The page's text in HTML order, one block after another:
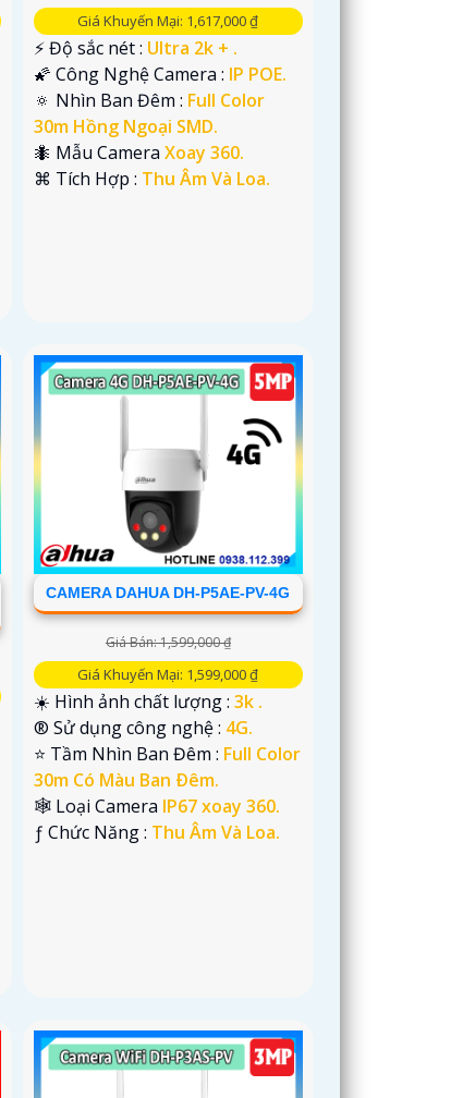
Giá Khuyến Mại: 1,617,000 ₫
️⚡ Độ sắc nét : Ultra 2k + .
🌠 Công Nghệ Camera : IP POE.
🔅 Nhìn Ban Đêm : Full Color
30m Hồng Ngoại SMD.
🐜 Mẫu CameraXoay 360.
️⌘ Tích Hợp : Thu Âm Và Loa.
CAMERA DAHUA DH-P5AE-PV-4G
Giá Bán: 1,599,000 ₫
Giá Khuyến Mại: 1,599,000 ₫
☀️ Hình ảnh chất lượng :3k .
®️ Sử dụng công nghệ : 4G.
⭐ Tầm Nhìn Ban Đêm : Full Color
30m Có Màu Ban Ðêm.
🕸️ Loại Camera IP67 xoay 360.
️ƒ Chức Năng : Thu Âm Và Loa.